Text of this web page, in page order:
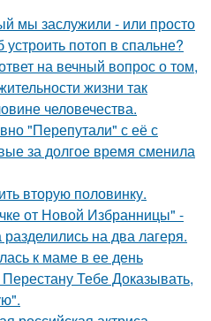
мы заслужили - или просто
потоп в спальне?
на вечный вопрос о том,
жизни так
человечества.
"Перепутали" с её с
за долгое время сменила
вторую половинку.
от Новой Избранницы" -
на два лагеря.
к маме в ее день
Тебе Доказывать,